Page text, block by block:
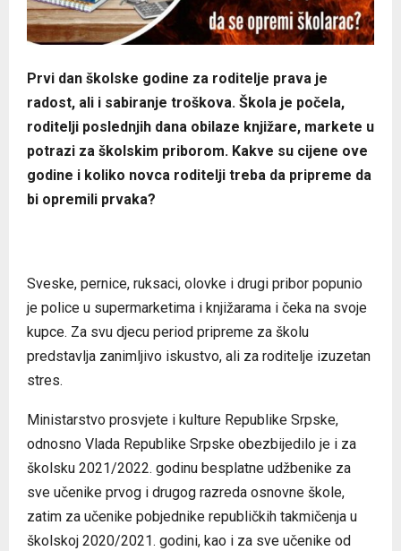
Prvi dan školske godine za roditelje prava je
radost, ali i sabiranje troškova. Škola je počela,
roditelji poslednjih dana obilaze knjižare, markete u
potrazi za školskim priborom. Kakve su cijene ove
godine i koliko novca roditelji treba da pripreme da
bi opremili prvaka?
Sveske, pernice, ruksaci, olovke i drugi pribor popunio
je police u supermarketima i knjižarama i čeka na svoje
kupce. Za svu djecu period pripreme za školu
predstavlja zanimljivo iskustvo, ali za roditelje izuzetan
stres.
Ministarstvo prosvjete i kulture Republike Srpske,
odnosno Vlada Republike Srpske obezbijedilo je i za
školsku 2021/2022. godinu besplatne udžbenike za
sve učenike prvog i drugog razreda osnovne škole,
zatim za učenike pobjednike republičkih takmičenja u
školskoj 2020/2021. godini, kao i za sve učenike od